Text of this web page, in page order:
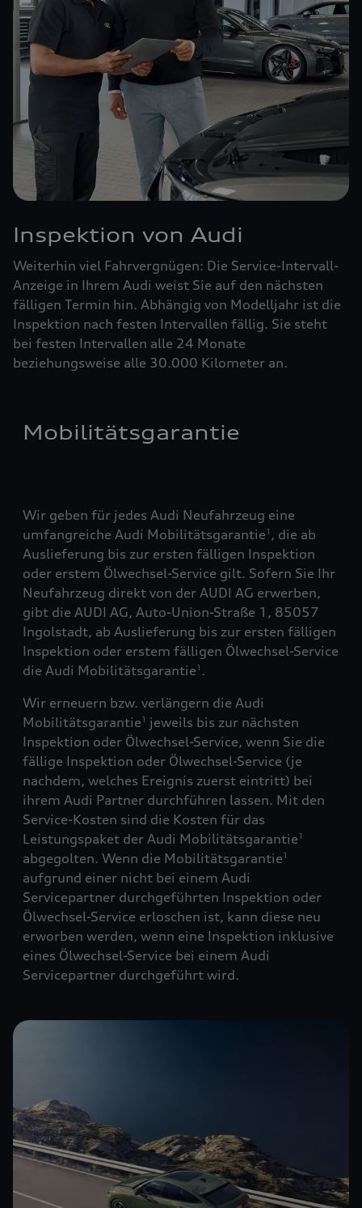
Inspektion von Audi
Weiterhin viel Fahrvergnügen: Die Service-Intervall-
Anzeige in Ihrem Audi weist Sie auf den nächsten
fälligen Termin hin. Abhängig von Modelljahr ist die
Inspektion nach festen Intervallen fällig. Sie steht
bei festen Intervallen alle 24 Monate
beziehungsweise alle 30.000 Kilometer an.
Mobilitätsgarantie
Wir geben für jedes Audi Neufahrzeug eine
umfangreiche Audi Mobilitätsgarantie1 , die ab
Auslieferung bis zur ersten fälligen Inspektion
oder erstem Ölwechsel-Service gilt. Sofern Sie Ihr
Neufahrzeug direkt von der AUDI AG erwerben,
gibt die AUDI AG, Auto-Union-Straße 1, 85057
Ingolstadt, ab Auslieferung bis zur ersten fälligen
Inspektion oder erstem fälligen Ölwechsel-Service
die Audi Mobilitätsgarantie1 .
Wir erneuern bzw. verlängern die Audi
Mobilitätsgarantie1
jeweils bis zur nächsten
Inspektion oder Ölwechsel-Service, wenn Sie die
fällige Inspektion oder Ölwechsel-Service (je
nachdem, welches Ereignis zuerst eintritt) bei
ihrem Audi Partner durchführen lassen. Mit den
Service-Kosten sind die Kosten für das
Leistungspaket der Audi Mobilitätsgarantie1
abgegolten. Wenn die Mobilitätsgarantie1
aufgrund einer nicht bei einem Audi
Servicepartner durchgeführten Inspektion oder
Ölwechsel-Service erloschen ist, kann diese neu
erworben werden, wenn eine Inspektion inklusive
eines Ölwechsel-Service bei einem Audi
Servicepartner durchgeführt wird.